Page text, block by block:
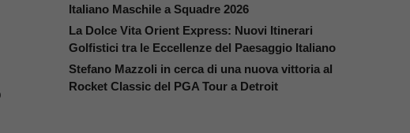
Italiano Maschile a Squadre 2026
La Dolce Vita Orient Express: Nuovi Itinerari
Golfistici tra le Eccellenze del Paesaggio Italiano
Stefano Mazzoli in cerca di una nuova vittoria al
Rocket Classic del PGA Tour a Detroit